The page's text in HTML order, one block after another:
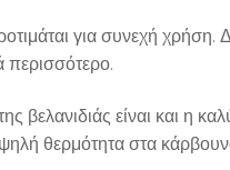
για συνεχή χρήση.
περισσότερο.
βελανιδιάς είναι και η
θερμότητα στα